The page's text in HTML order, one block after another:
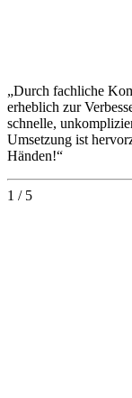
„Durch fachliche
erheblich zur
schnelle,
Umsetzung ist
Händen!“
1 / 5